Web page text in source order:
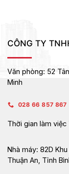
CÔNG TY
Văn phòng: 52
Minh
028 66 857 867
Thời gian làm việc
Nhà máy: 82D
Thuận An, Tỉnh